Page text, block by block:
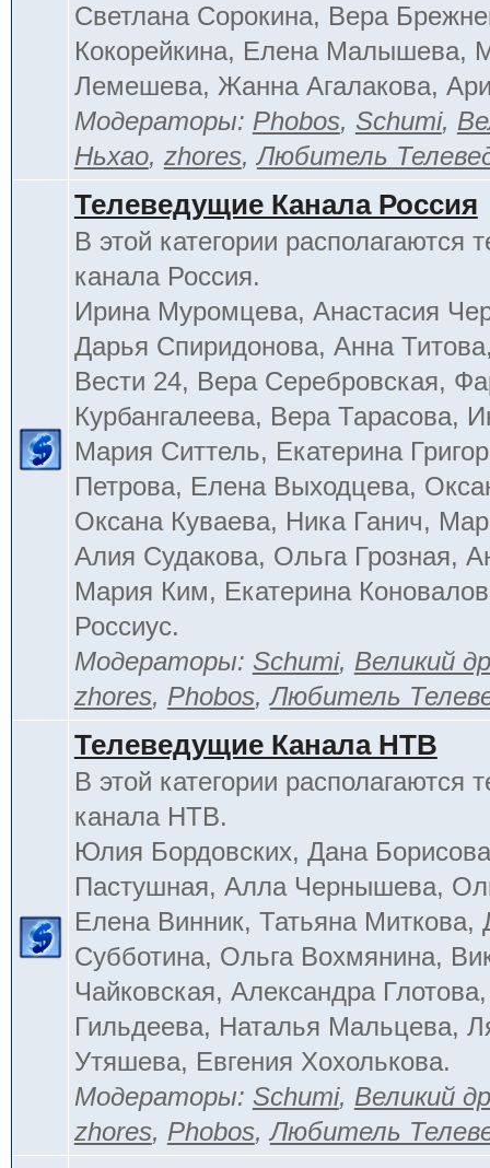
Светлана Сорокина, Вера
Кокорейкина, Елена Малышева,
Лемешева, Жанна Агалакова,
Модераторы: Phobos, Schumi,
Ньхао, zhores,Любитель
Телеведущие Канала Россия
В этой категории располагаются
канала Россия.
Ирина Муромцева, Анастасия
Дарья Спиридонова, Анна
Вести 24, Вера Серебровская,
Курбангалеева, Вера Тарасова,
Мария Ситтель, Екатерина
Петрова, Елена Выходцева,
Оксана Куваева, Ника Ганич,
Алия Судакова, Ольга Грозная,
Мария Ким, Екатерина
Россиус.
Модераторы: Schumi, Великий
zhores, Phobos,Любитель
Телеведущие Канала НТВ
В этой категории располагаются
канала НТВ.
Юлия Бордовских, Дана
Пастушная, Алла Чернышева,
Елена Винник, Татьяна Миткова,
Субботина, Ольга Вохмянина,
Чайковская, Александра
Гильдеева, Наталья Мальцева,
Утяшева, Евгения Хохолькова.
Модераторы: Schumi, Великий
zhores, Phobos,Любитель